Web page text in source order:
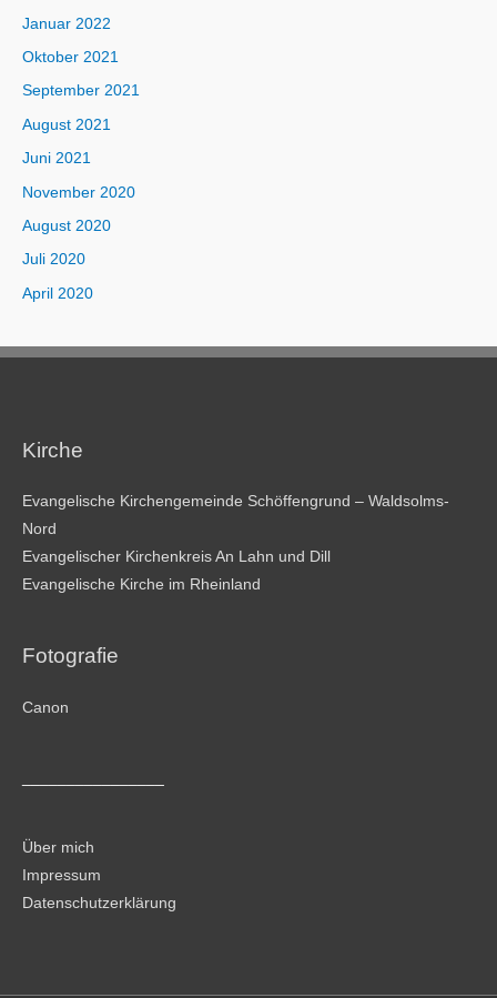
Januar 2022
Oktober 2021
September 2021
August 2021
Juni 2021
November 2020
August 2020
Juli 2020
April 2020
Kirche
Evangelische Kirchengemeinde Schöffengrund – Waldsolms-
Nord
Evangelischer Kirchenkreis An Lahn und Dill
Evangelische Kirche im Rheinland
Fotografie
Canon
Über mich
Impressum
Datenschutzerklärung